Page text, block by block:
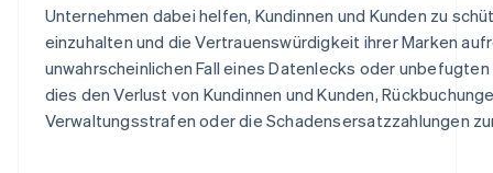
Unternehmen dabei helfen, Kundinnen und Kunden zu
einzuhalten und die Vertrauenswürdigkeit ihrer Marken
unwahrscheinlichen Fall eines Datenlecks oder
dies den Verlust von Kundinnen und Kunden,
Verwaltungsstrafen oder die Schadensersatzzahlungen